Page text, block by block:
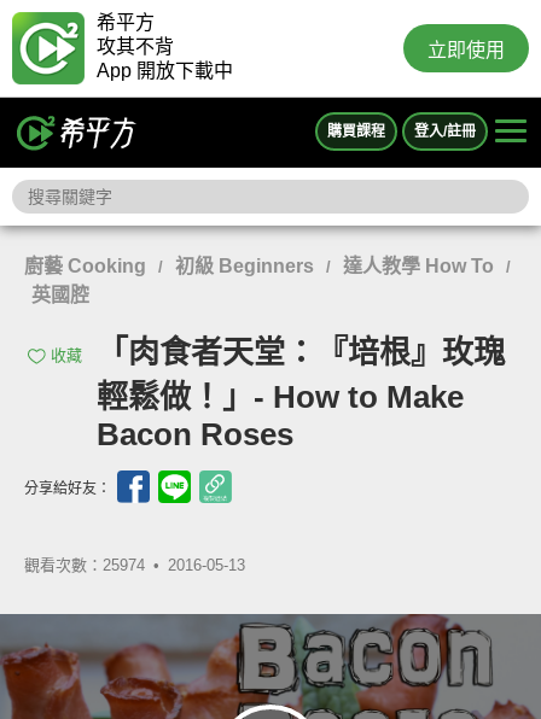
希平方
攻其不背
App 開放下載中
立即使用
購買課程 登入/註冊
廚藝 Cooking / 初級 Beginners / 達人教學 How To /
英國腔
收藏
「肉食者天堂：『培根』玫瑰
輕鬆做！」- How to Make
Bacon Roses
分享給好友：
觀看次數：25974 • 2016-05-13